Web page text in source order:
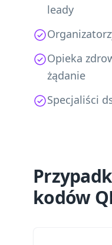
leady
Opieka
żądanie
Specjaliści
kodów